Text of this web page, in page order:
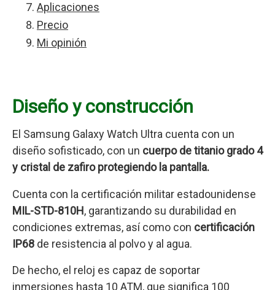
Aplicaciones
Precio
Mi opinión
Diseño y construcción
El Samsung Galaxy Watch Ultra cuenta con un
diseño sofisticado, con un cuerpo de titanio grado 4
y cristal de zafiro protegiendo la pantalla.
Cuenta con la certificación militar estadounidense
MIL-STD-810H, garantizando su durabilidad en
condiciones extremas, así como con certificación
IP68 de resistencia al polvo y al agua.
De hecho, el reloj es capaz de soportar
inmersiones hasta 10 ATM, que significa 100